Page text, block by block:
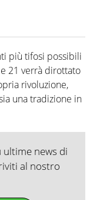
più tifosi possibili
21 verrà dirottato
rivoluzione,
una tradizione in
ultime news di
al nostro